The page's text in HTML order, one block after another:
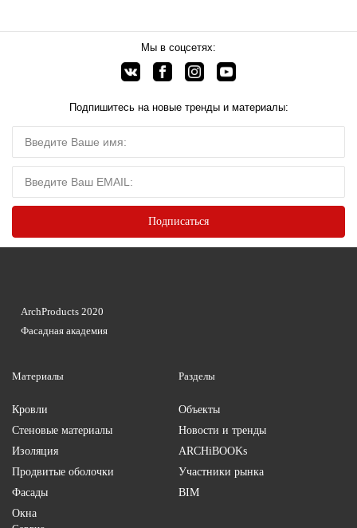
Мы в соцсетях:
Подпишитесь на новые тренды и материалы:
Материалы
Кровли
Стеновые материалы
Изоляция
Продвитые оболочки
Фасады
Окна
Разделы
Объекты
Новости и тренды
ARCHiBOOKs
Участники рынка
BIM
ArchProducts 2020
Фасадная академия